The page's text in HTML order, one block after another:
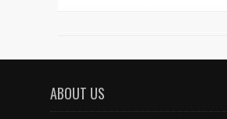
ABOUT US